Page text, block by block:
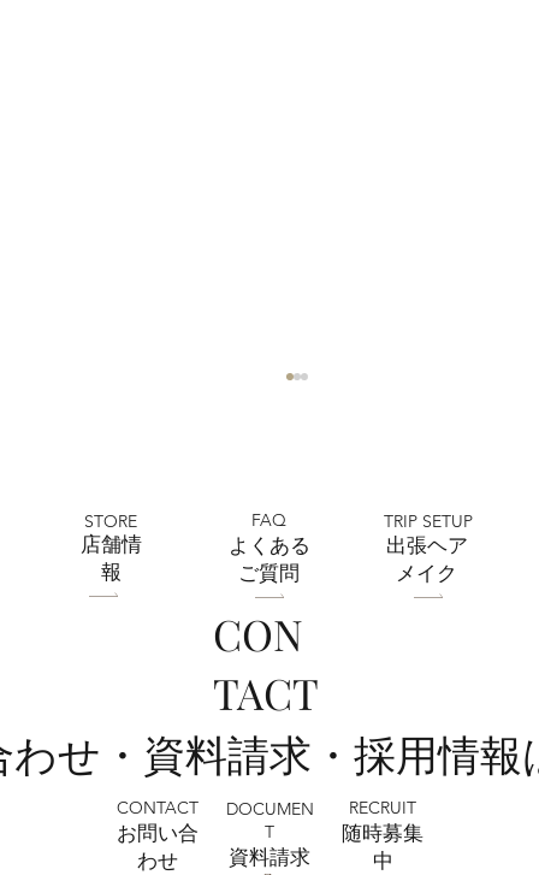
フェリチタ熊谷店 2026ひまわりフォト
ご予約受付中🌻🌞
CON
TACT
せ・資料請求・採用情
CONTACT
お問い合
わせ
DOCUMEN
T
​資料請求
RECRUIT
​随時募集
中
STORE
​店舗情
報
FAQ
よくある
ご質問
TRIP SETUP
出張ヘア
メイク